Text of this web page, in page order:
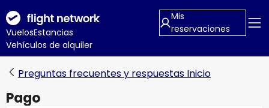
VuelosEstancias
Vehículos de alquiler
Mis
reservaciones
Preguntas frecuentes y respuestas Inicio
Pago